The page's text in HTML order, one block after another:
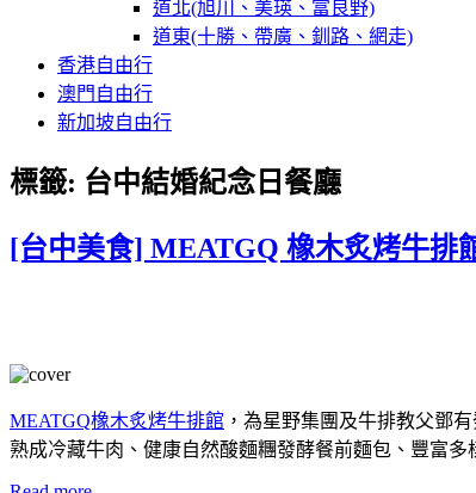
道北(旭川、美瑛、富良野)
道東(十勝、帶廣、釧路、網走)
香港自由行
澳門自由行
新加坡自由行
標籤: 台中結婚紀念日餐廳
[台中美食] MEATGQ 橡木炙烤牛排
MEATGQ橡木炙烤牛排館 ，為星野集團及牛排教父鄧
熟成冷藏牛肉、健康自然酸麵糰發酵餐前麵包、豐富